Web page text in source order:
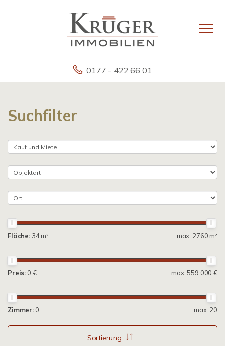
0177 - 422 66 01
Suchfilter
Fläche: 34 m² max. 2760 m²
Preis: 0 € max. 559.000 €
Zimmer: 0 max. 20
Sortierung